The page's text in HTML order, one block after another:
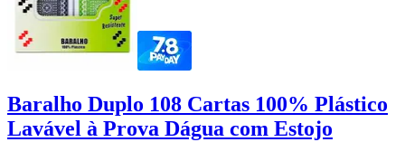
Baralho Duplo 108 Cartas 100% Plástico
Lavável à Prova Dágua com Estojo